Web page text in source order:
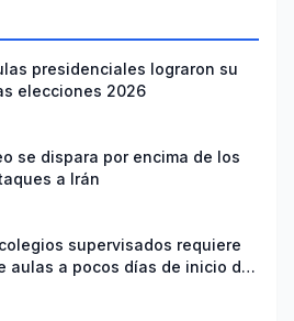
presidenciales lograron su
elecciones 2026
se dispara por encima de los
a Irán
supervisados requiere
aulas a pocos días de inicio del